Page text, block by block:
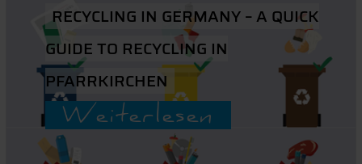
RECYCLING IN GERMANY – A QUICK
GUIDE TO RECYCLING IN
PFARRKIRCHEN
Weiterlesen